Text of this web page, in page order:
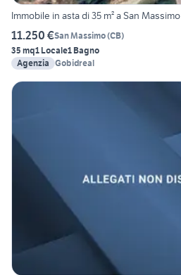
Immobile in asta di 35 m² a San Massimo
11.250 €San Massimo(CB)
35 mq1 Locale1 Bagno
Agenzia Gobidreal